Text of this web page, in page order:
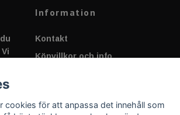
Information
Kontakt
Köpvillkor och info
Applicering av Dekal
cookies för att anpassa det innehåll som